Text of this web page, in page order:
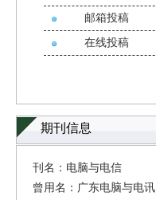
邮箱投稿
在线投稿
期刊信息
刊名：电脑与电信
曾用名：广东电脑与电讯